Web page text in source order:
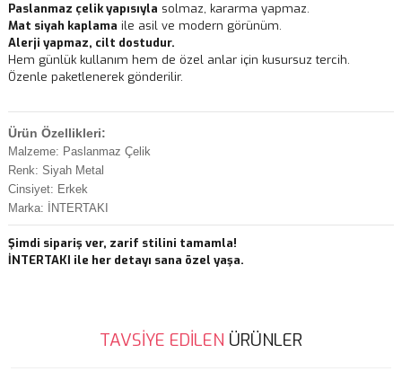
Paslanmaz çelik yapısıyla solmaz, kararma yapmaz.
Mat siyah kaplama ile asil ve modern görünüm.
Alerji yapmaz, cilt dostudur.
Hem günlük kullanım hem de özel anlar için kusursuz tercih.
Özenle paketlenerek gönderilir.
Ürün Özellikleri:
Malzeme: Paslanmaz Çelik
Renk: Siyah Metal
Cinsiyet: Erkek
Marka: İNTERTAKI
Şimdi sipariş ver, zarif stilini tamamla!
İNTERTAKI ile her detayı sana özel yaşa.
Bu ürünün fiyat bilgisi, resim, ürün açıklamalarında ve diğer
konularda yetersiz gördüğünüz noktaları öneri formunu kullanarak
TAVSİYE EDİLEN ÜRÜNLER